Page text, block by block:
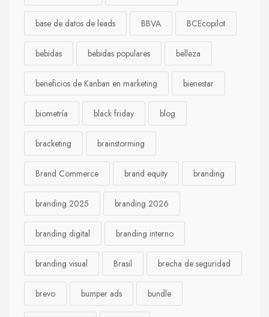
base de datos de leads BBVA BCEcopilot
bebidas bebidas populares belleza
beneficios de Kanban en marketing bienestar
biometría black friday blog
bracketing brainstorming
Brand Commerce brand equity branding
branding 2025 branding 2026
branding digital branding interno
branding visual Brasil brecha de seguridad
brevo bumper ads bundle